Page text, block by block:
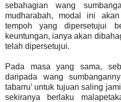
sebahagian wang
mudharabah, modal ini
tempoh yang dipersetujui
keuntungan, ianya akan
telah dipersetujui.
Pada masa yang sama,
daripada wang
tabarru’ untuk tujuan saling
sekiranya berlaku